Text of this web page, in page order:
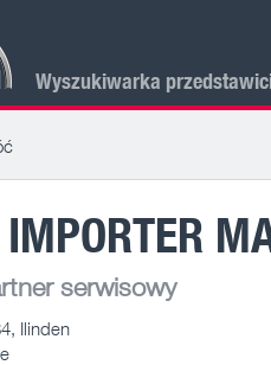
Wyszukiwarka
serwisowy
Ilinden